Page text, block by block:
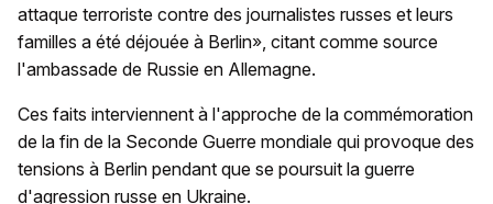
attaque terroriste contre des journalistes russes et leurs
familles a été déjouée à Berlin», citant comme source
l'ambassade de Russie en Allemagne.
Ces faits interviennent à l'approche de la commémoration
de la fin de la Seconde Guerre mondiale qui provoque des
tensions à Berlin pendant que se poursuit la guerre
d'agression russe en Ukraine.